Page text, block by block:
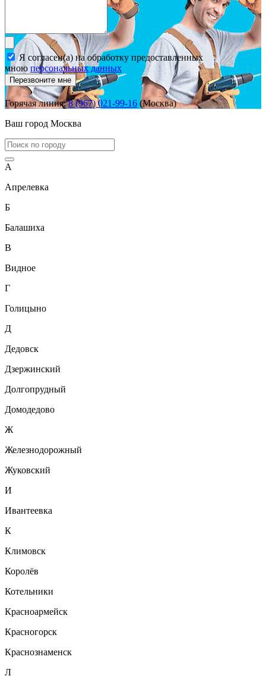
Я согласен(а) на обработку предоставленных
мною персональных данных
Перезвоните мне
Горячая линия:8 (967) 021-99-16 (Москва)
Ваш город Москва
А
Апрелевка
Б
Балашиха
В
Видное
Г
Голицыно
Д
Дедовск
Дзержинский
Долгопрудный
Домодедово
Ж
Железнодорожный
Жуковский
И
Ивантеевка
К
Климовск
Королёв
Котельники
Красноармейск
Красногорск
Краснознаменск
Л